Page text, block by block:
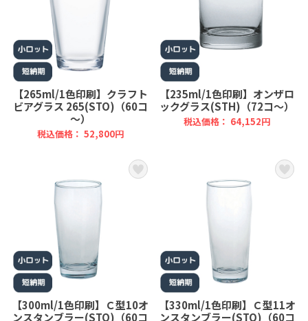
【265ml/1色印刷】クラフト
ビアグラス 265(STO)（60コ
～）
税込価格： 52,800円
【235ml/1色印刷】オンザロ
ックグラス(STH)（72コ～）
税込価格： 64,152円
【300ml/1色印刷】Ｃ型10オ
ンスタンブラー(STO)（60コ
【330ml/1色印刷】Ｃ型11オ
ンスタンブラー(STO)（60コ